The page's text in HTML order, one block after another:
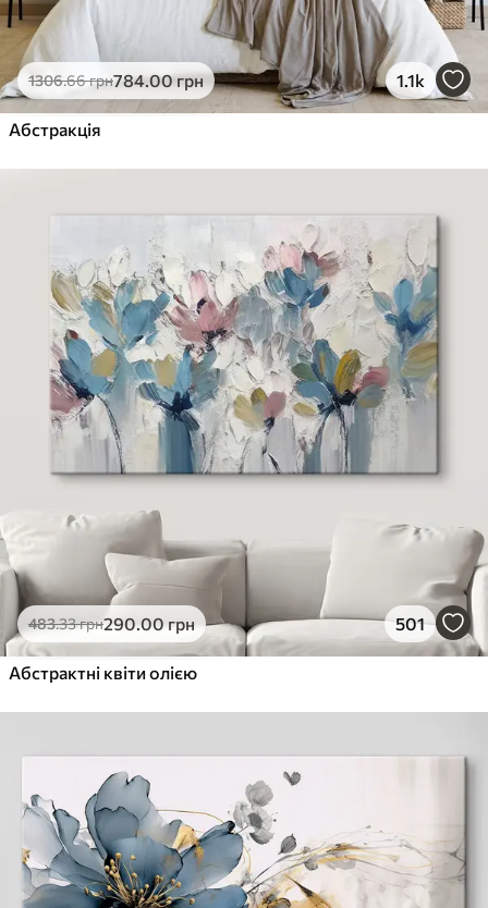
1306.66грн784.00грн 1.1k
Абстракція
483.33грн290.00грн 501
Абстрактні квіти олією